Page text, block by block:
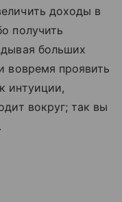
доходы в
получить
больших
вовремя проявить
интуиции,
вокруг; так вы